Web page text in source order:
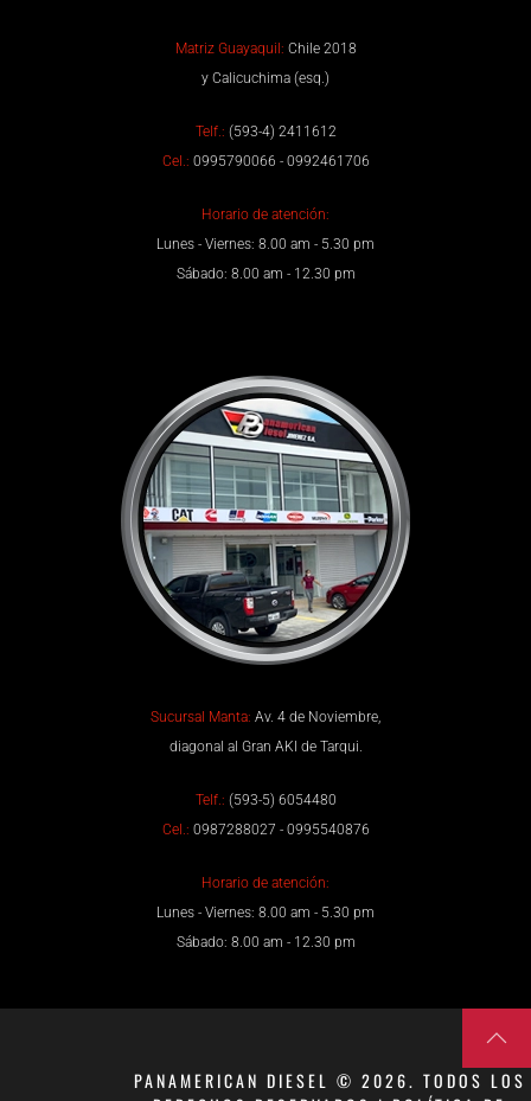
Matriz Guayaquil: Chile 2018
y Calicuchima (esq.)
Telf.: (593-4) 2411612
Cel.: 0995790066 - 0992461706
Horario de atención:
Lunes - Viernes: 8.00 am - 5.30 pm
Sábado: 8.00 am - 12.30 pm
Sucursal Manta: Av. 4 de Noviembre,
diagonal al Gran AKI de Tarqui.
Telf.: (593-5) 6054480
Cel.: 0987288027 - 0995540876
Horario de atención:
Lunes - Viernes: 8.00 am - 5.30 pm
Sábado: 8.00 am - 12.30 pm
PANAMERICAN DIESEL © 2026. TODOS LOS